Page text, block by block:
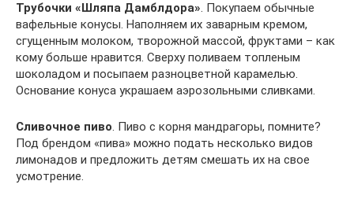
Трубочки «Шляпа Дамблдора». Покупаем обычные
вафельные конусы. Наполняем их заварным кремом,
сгущенным молоком, творожной массой, фруктами – как
кому больше нравится. Сверху поливаем топленым
шоколадом и посыпаем разноцветной карамелью.
Основание конуса украшаем аэрозольными сливками.
Сливочное пиво. Пиво с корня мандрагоры, помните?
Под брендом «пива» можно подать несколько видов
лимонадов и предложить детям смешать их на свое
усмотрение.